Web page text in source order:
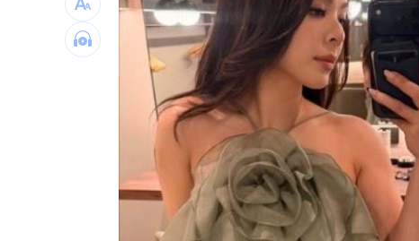
學者扯偽造監委自傳 總統府打臉了 17:25
疑俄影子油輪阿曼外海漏油 油污威脅生態
台灣彩券開獎直播中 20:31
LIVE三立+24小時直播 15:27
三立iNEWS新聞台線上直播 18:00
市場到酒場料理！可果美蕃茄醬創無限可能